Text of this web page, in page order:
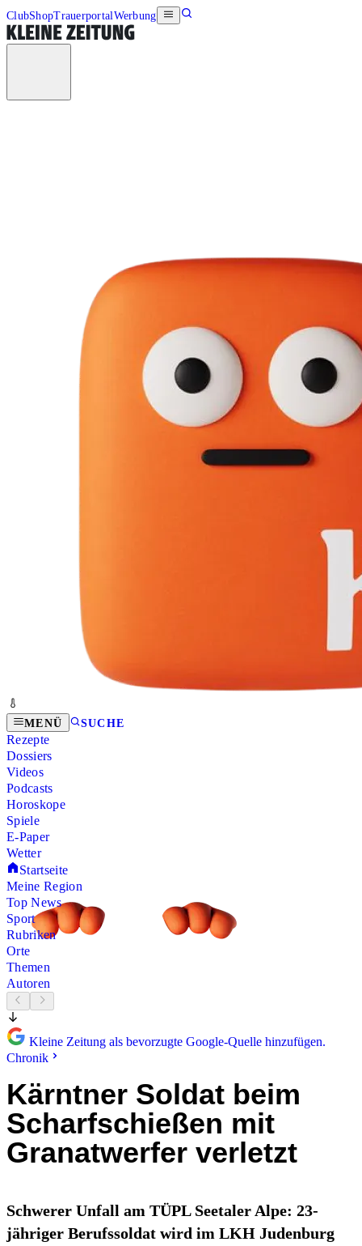
ClubShopTrauerportalWerbung
MENÜ SUCHE
Rezepte
Dossiers
Videos
Podcasts
Horoskope
Spiele
E-Paper
Wetter
Startseite
Meine Region
Top News
Sport
Rubriken
Orte
Themen
Autoren
Kleine Zeitung als bevorzugte Google-Quelle hinzufügen.
Chronik
Kärntner Soldat beim
Scharfschießen mit
Granatwerfer verletzt
Schwerer Unfall am TÜPL Seetaler Alpe: 23-
jähriger Berufssoldat wird im LKH Judenburg